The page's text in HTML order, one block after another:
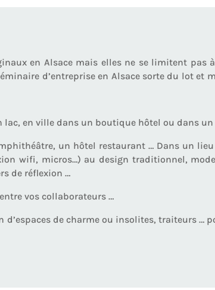
en Alsace mais elles ne se limitent pas
d’entreprise en Alsace sorte du lot et
en ville dans un boutique hôtel ou dans
un hôtel restaurant … Dans un
wifi, micros…) au design traditionnel,
de réflexion …
vos collaborateurs …
de charme ou insolites, traiteurs …